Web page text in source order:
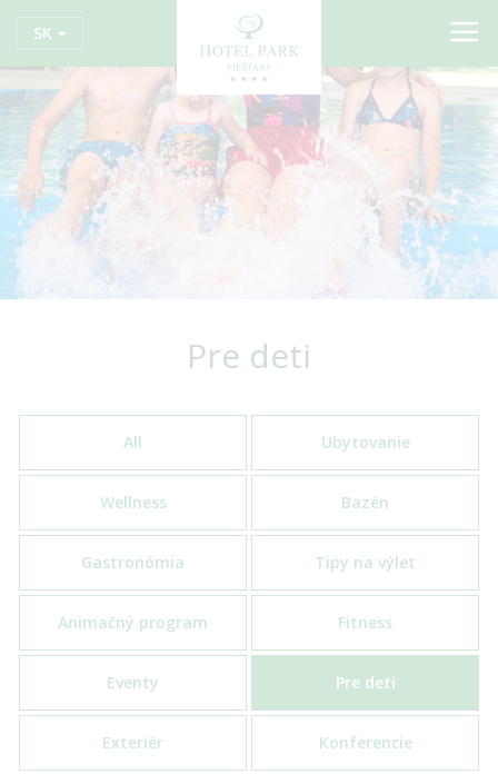
SK
Pre deti
All Ubytovanie
Wellness Bazén
Gastronómia Tipy na výlet
Animačný program Fitness
Eventy Pre deti
Exteriér Konferencie